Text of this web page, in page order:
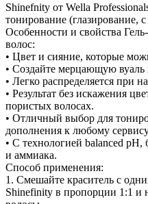
Shinefnity от Wella
тонирование (глазирование,
Особенности и свойства
волос:
• Цвет и сияние, которые
• Создайте мерцающую вуаль
• Легко распределяется при
• Результат без искажения
пористых волосах.
• Отличный выбор для
дополнения к любому
• С технологией balanced pH,
и аммиака.
Способ применения:
1. Смешайте краситель с
Shinefinity в пропорции 1:1 и